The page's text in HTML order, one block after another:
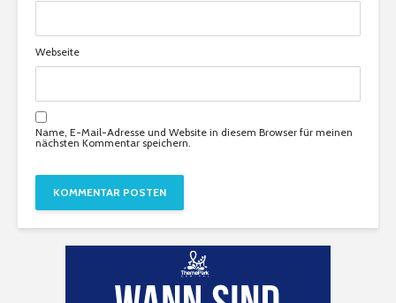
Webseite
Name, E-Mail-Adresse und Website in diesem Browser für meinen
nächsten Kommentar speichern.